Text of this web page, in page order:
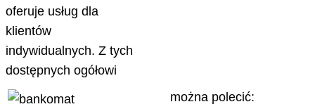
oferuje usług dla
klientów
indywidualnych. Z tych
dostępnych ogółowi
można polecić: